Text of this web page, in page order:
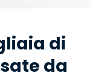
di
da